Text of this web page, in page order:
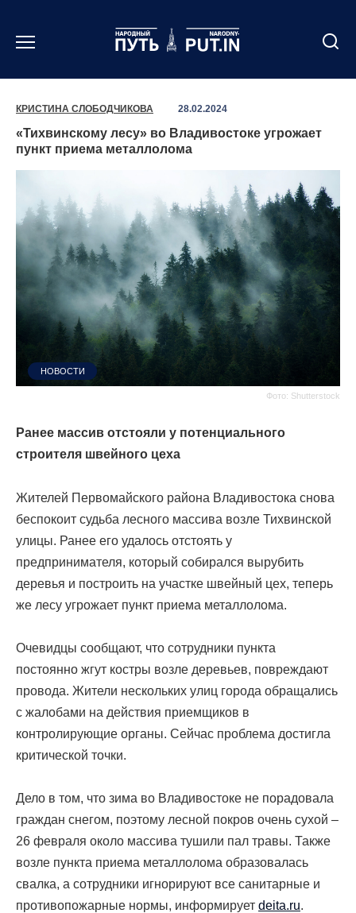
содержанию
КРИСТИНА СЛОБОДЧИКОВА 28.02.2024
«Тихвинскому лесу» во Владивостоке угрожает
пункт приема металлолома
Фото: Shutterstock
НОВОСТИ
Ранее массив отстояли у потенциального
строителя швейного цеха
Жителей Первомайского района Владивостока снова
беспокоит судьба лесного массива возле Тихвинской
улицы. Ранее его удалось отстоять у
предпринимателя, который собирался вырубить
деревья и построить на участке швейный цех, теперь
же лесу угрожает пункт приема металлолома.
Очевидцы сообщают, что сотрудники пункта
постоянно жгут костры возле деревьев, повреждают
провода. Жители нескольких улиц города обращались
с жалобами на действия приемщиков в
контролирующие органы. Сейчас проблема достигла
критической точки.
Дело в том, что зима во Владивостоке не порадовала
граждан снегом, поэтому лесной покров очень сухой –
26 февраля около массива тушили пал травы. Также
возле пункта приема металлолома образовалась
свалка, а сотрудники игнорируют все санитарные и
противопожарные нормы, информирует deita.ru.